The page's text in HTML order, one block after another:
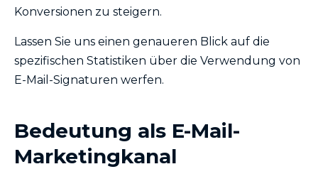
Konversionen zu steigern.
Lassen Sie uns einen genaueren Blick auf die
spezifischen Statistiken über die Verwendung von
E-Mail-Signaturen werfen.
Bedeutung als E-Mail-
Marketingkanal